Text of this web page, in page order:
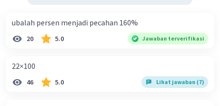
Jawaban : D
Balas
ubalah persen menjadi pecahan 160%
20 5.0 Jawaban terverifikasi
22×100
46 5.0 Lihat jawaban (7)